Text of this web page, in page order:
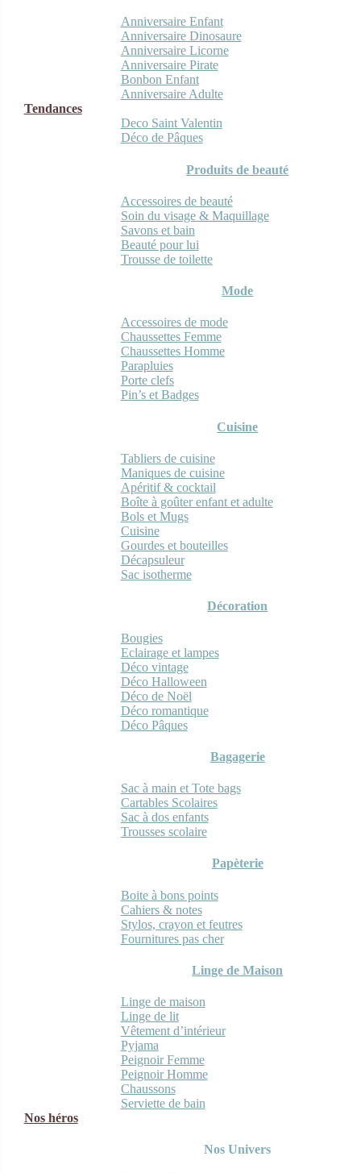
Anniversaire Enfant
Anniversaire Dinosaure
Anniversaire Licorne
Anniversaire Pirate
Bonbon Enfant
Anniversaire Adulte
Tendances
Deco Saint Valentin
Déco de Pâques
Produits de beauté
Accessoires de beauté
Soin du visage & Maquillage
Savons et bain
Beauté pour lui
Trousse de toilette
Mode
Accessoires de mode
Chaussettes Femme
Chaussettes Homme
Parapluies
Porte clefs
Pin’s et Badges
Cuisine
Tabliers de cuisine
Maniques de cuisine
Apéritif & cocktail
Boîte à goûter enfant et adulte
Bols et Mugs
Cuisine
Gourdes et bouteilles
Décapsuleur
Sac isotherme
Décoration
Bougies
Eclairage et lampes
Déco vintage
Déco Halloween
Déco de Noël
Déco romantique
Déco Pâques
Bagagerie
Sac à main et Tote bags
Cartables Scolaires
Sac à dos enfants
Trousses scolaire
Papèterie
Boite à bons points
Cahiers & notes
Stylos, crayon et feutres
Fournitures pas cher
Linge de Maison
Linge de maison
Linge de lit
Vêtement d’intérieur
Pyjama
Peignoir Femme
Peignoir Homme
Chaussons
Serviette de bain
Nos héros
Nos Univers